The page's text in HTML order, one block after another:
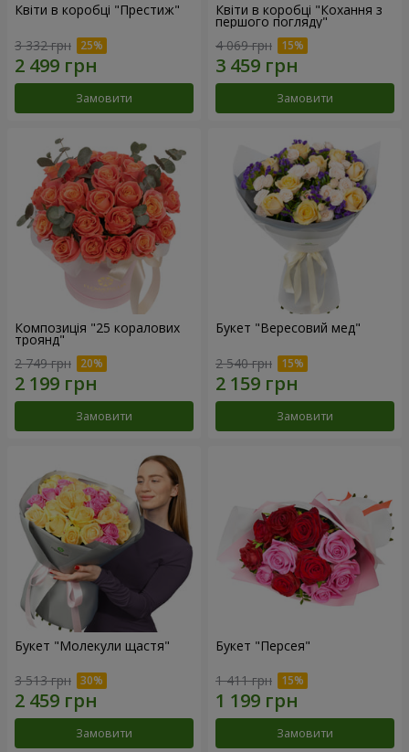
Квіти в коробці "Престиж"
3 332 грн
Замовити
Квіти в коробці "Кохання з
першого погляду"
4 069 грн
Замовити
Композиція "25 коралових
троянд"
2 749 грн
Замовити
Букет "Вересовий мед"
2 540 грн
Замовити
Букет "Молекули щастя"
3 513 грн
Замовити
Букет "Персея"
1 411 грн
Замовити